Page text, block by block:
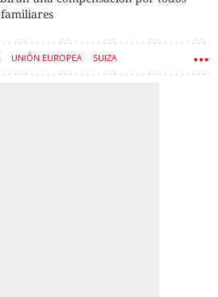
familiares
UNIÓN EUROPEA SUIZA